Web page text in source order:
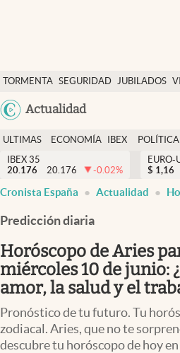
TORMENTA SEGURIDAD JUBILADOS
Actualidad
Economía y finanzas
Política
Actualidad
Criptomonedas
España
ULTIMAS
NOTICIAS
ECONOMÍA
FINANZAS
IBEX
EURO
POLÍTICA
IBEX 35
20.176
20.176 -0.02%
EURO-
$ 1,16
Cronista España Actualidad
Predicción diaria
Horóscopo de Aries
miércoles 10 de junio:
amor, la salud y el
Pronóstico de tu futuro. Tu
zodiacal. Aries, que no te
descubre tu horóscopo de hoy